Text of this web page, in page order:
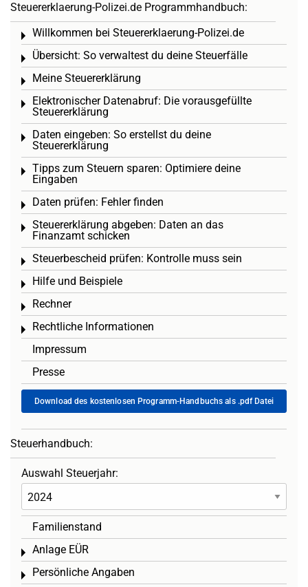
Steuererklaerung-Polizei.de Programmhandbuch:
Willkommen bei Steuererklaerung-Polizei.de
Toggle menu
Übersicht: So verwaltest du deine Steuerfälle
Toggle menu
Meine Steuererklärung
Toggle menu
Elektronischer Datenabruf: Die vorausgefüllte
Steuererklärung
Toggle menu
Daten eingeben: So erstellst du deine
Steuererklärung
Toggle menu
Tipps zum Steuern sparen: Optimiere deine
Eingaben
Toggle menu
Daten prüfen: Fehler finden
Toggle menu
Steuererklärung abgeben: Daten an das
Finanzamt schicken
Toggle menu
Steuerbescheid prüfen: Kontrolle muss sein
Toggle menu
Hilfe und Beispiele
Toggle menu
Rechner
Toggle menu
Rechtliche Informationen
Toggle menu
Impressum
Presse
Download des kostenlosen Programm-Handbuchs als .pdf Datei
Steuerhandbuch:
Auswahl Steuerjahr:
Familienstand
Anlage EÜR
Toggle menu
Persönliche Angaben
Toggle menu